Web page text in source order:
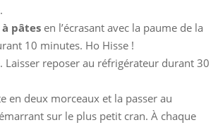
pâtes en l’écrasant avec la paume de la
10 minutes. Ho Hisse !
Laisser reposer au réfrigérateur durant 30
en deux morceaux et la passer au
sur le plus petit cran. À chaque